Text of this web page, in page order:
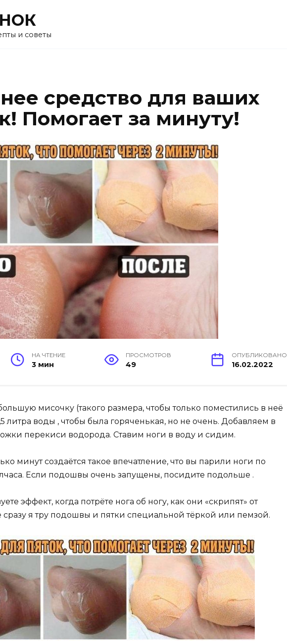
и советы
средство для ваших
Помогает за минуту!
НА ЧТЕНИЕ
3 мин
ПРОСМОТРОВ
49
ОПУБЛИКОВАНО
16.02.2022
мисочку (такого размера, чтобы только поместились в неё
литра воды , чтобы была горяченькая, но не очень. Добавляем в
перекиси водорода. Ставим ноги в воду и сидим.
минут создаётся такое впечатление, что вы парили ноги по
Если подошвы очень запущены, посидите подольше .
эффект, когда потрёте нога об ногу, как они «скрипят» от
сразу я тру подошвы и пятки специальной тёркой или пемзой.